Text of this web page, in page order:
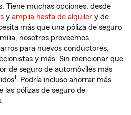
Tiene muchas opciones, desde
y amplia hasta de alquiler y de
más que una póliza de seguro
nosotros proveemos
para nuevos conductores,
y más. Sin mencionar que
de seguro de automóviles más
1. Podría incluso ahorrar más
las pólizas de seguro de